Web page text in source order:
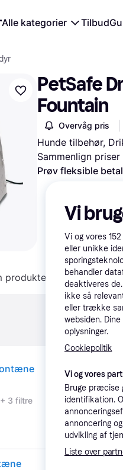
Alle kategorier Tilbud
PetSafe
Fountain
Overvåg pris
Hunde tilbehør,
Sammenlign priser
Prøv fleksible
produktet
3 filtre
Vi
Vi og vores 152
eller unikke
behandler
deaktiveres
ikke så
eller trække
websiden.
oplysninger.
Cookiepolitik
Vi og vores
Bruge præcise
identifikation.
annoncering
udvikling af
Liste over